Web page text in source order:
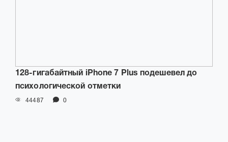
128-гигабайтный iPhone 7 Plus подешевел до
психологической отметки
44487 0